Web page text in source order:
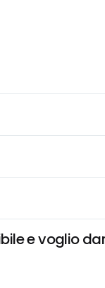
e voglio